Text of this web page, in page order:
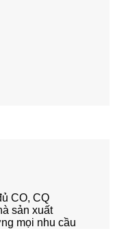
CO, CQ
sản xuất
mọi nhu cầu